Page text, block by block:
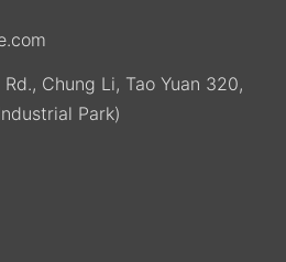
Chung Li, Tao Yuan 320,
Park)